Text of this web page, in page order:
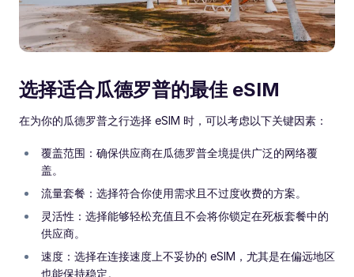
选择适合瓜德罗普的最佳 eSIM
在为你的瓜德罗普之行选择 eSIM 时，可以考虑以下关键因素：
覆盖范围：确保供应商在瓜德罗普全境提供广泛的网络覆
盖。
流量套餐：选择符合你使用需求且不过度收费的方案。
灵活性：选择能够轻松充值且不会将你锁定在死板套餐中的
供应商。
速度：选择在连接速度上不妥协的 eSIM，尤其是在偏远地区
也能保持稳定。